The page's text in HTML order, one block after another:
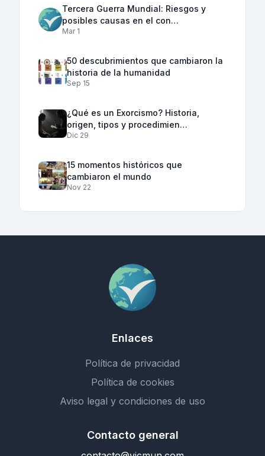
Tercera Guerra Mundial: Riesgos y
posibles causas en el con…
Mar 1
50 descubrimientos que cambiaron la
historia de la humanidad
Sep 15
¿Qué es un Exorcismo? Historia,
origen, tipos y procedimien…
Dic 29
15 momentos históricos que
cambiaron el mundo
Nov 22
Enlaces
Política de privacidad
Política de cookies
Aviso legal y condiciones de uso
Contacto general